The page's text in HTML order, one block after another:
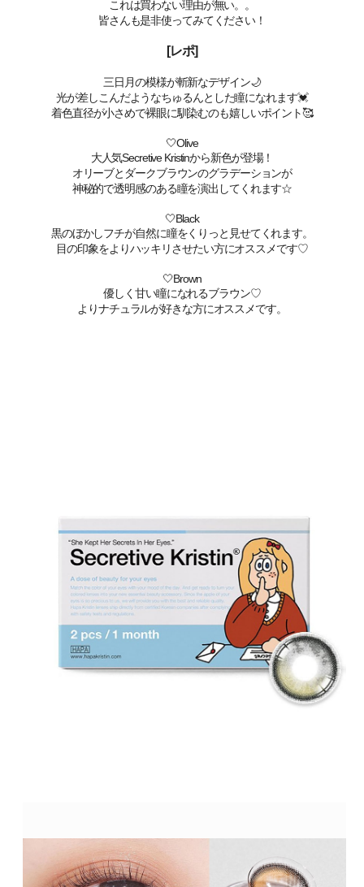
これは買わない理由が無い。。
皆さんも是非使ってみてください！
[レポ]
三日月の模様が斬新なデザイン🌙
光が差しこんだようなちゅるんとした瞳になれます💓
着色直径が小さめで裸眼に馴染むのも嬉しいポイント🥰
🤍Olive
大人気Secretive Kristinから新色が登場！
オリーブとダークブラウンのグラデーションが
神秘的で透明感のある瞳を演出してくれます☆
🤍Black
黒のぼかしフチが自然に瞳をくりっと見せてくれます。
目の印象をよりハッキリさせたい方にオススメです♡
🤍Brown
優しく甘い瞳になれるブラウン♡
よりナチュラルが好きな方にオススメです。